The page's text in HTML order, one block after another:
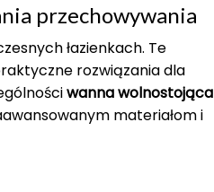
przechowywania
łazienkach. Te
rozwiązania dla
wanna wolnostojąca
materiałom i